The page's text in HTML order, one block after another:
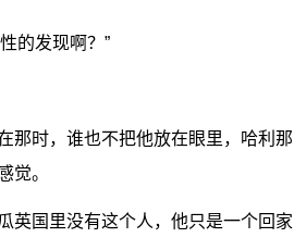
的发现啊？”
那时，谁也不把他放在眼里，哈利那
觉。
英国里没有这个人，他只是一个回家